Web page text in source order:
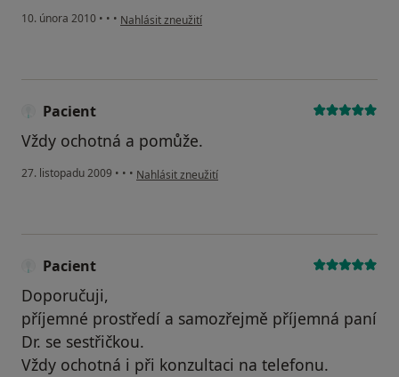
10. února 2010 • • • podle názoru uživatele Pacient
Nahlásit zneužití
Pacient
Vždy ochotná a pomůže.
27. listopadu 2009 • • • podle názoru uživatele Pacient
Nahlásit zneužití
Pacient
Doporučuji,
příjemné prostředí a samozřejmě příjemná paní
Dr. se sestřičkou.
Vždy ochotná i při konzultaci na telefonu.